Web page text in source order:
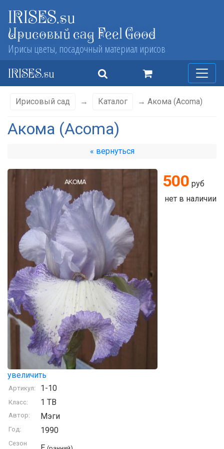
IRISES.su
Ирисовый сад Feel Good
Ирисы цветы, посадочный материал ирисов
IRISES.su
Ирисовый сад → Каталог → Акома (Acoma)
Акома (Acoma)
« вернуться
увеличить
500 руб
нет в наличии
Артикул: 1-10
Класс: 1 TB
Автор: Мэги
Год: 1990
Сезон